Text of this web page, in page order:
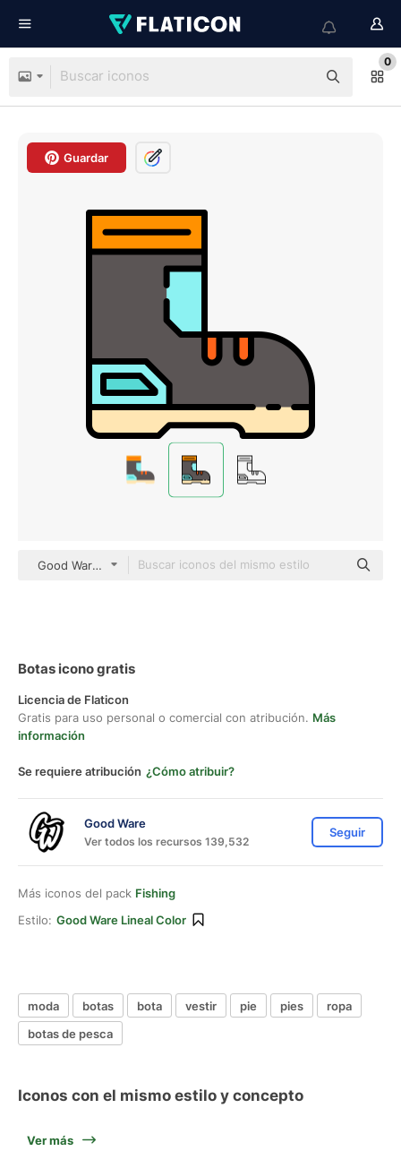
0
Guardar
Good Ware Lineal Color
Botas icono gratis
Licencia de Flaticon
Gratis para uso personal o comercial con atribución. Más
información
Se requiere atribución ¿Cómo atribuir?
Good Ware
Ver todos los recursos 139,532
Seguir
Más iconos del pack Fishing
Estilo: Good Ware Lineal Color
moda botas bota vestir pie pies
ropa
botas de pesca
Iconos con el mismo estilo y concepto
Ver más